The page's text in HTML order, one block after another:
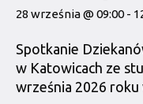
28 września @ 09:00 -
Spotkanie
w Katowicach ze
września 2026 roku